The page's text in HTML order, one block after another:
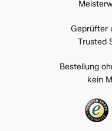
Geprüfter
Trusted
Bestellung
kein